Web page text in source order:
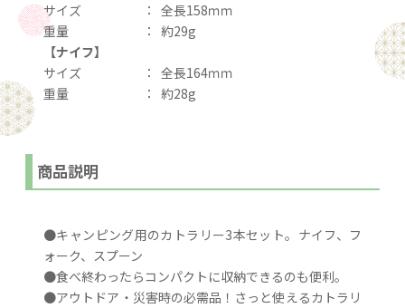
サイズ
： 全長158ｍｍ
重量
： 約29g
【ナイフ】
サイズ
： 全長164ｍｍ
重量
： 約28g
商品説明
●キャンピング用のカトラリー3本セット。ナイフ、フ
ォーク、スプーン
●食べ終わったらコンパクトに収納できるのも便利。
●アウトドア・災害時の必需品！さっと使えるカトラリ